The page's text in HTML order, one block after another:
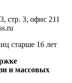
стр. 3, офис 211
старше 16 лет
и массовых